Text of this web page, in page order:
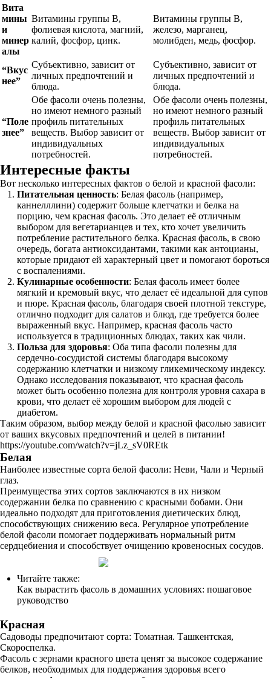
Вита
мины
и
минер
алы
Витамины группы B,
фолиевая кислота, магний,
калий, фосфор, цинк.
Витамины группы B,
железо, марганец,
молибден, медь, фосфор.
“Вкус
нее”
Субъективно, зависит от
личных предпочтений и
блюда.
Субъективно, зависит от
личных предпочтений и
блюда.
“Поле
знее”
Обе фасоли очень полезны,
но имеют немного разный
профиль питательных
веществ. Выбор зависит от
индивидуальных
потребностей.
Обе фасоли очень полезны,
но имеют немного разный
профиль питательных
веществ. Выбор зависит от
индивидуальных
потребностей.
Интересные факты
Вот несколько интересных фактов о белой и красной фасоли:
Питательная ценность: Белая фасоль (например,
каннелллини) содержит больше клетчатки и белка на
порцию, чем красная фасоль. Это делает её отличным
выбором для вегетарианцев и тех, кто хочет увеличить
потребление растительного белка. Красная фасоль, в свою
очередь, богата антиоксидантами, такими как антоцианы,
которые придают ей характерный цвет и помогают бороться
с воспалениями.
Кулинарные особенности: Белая фасоль имеет более
мягкий и кремовый вкус, что делает её идеальной для супов
и пюре. Красная фасоль, благодаря своей плотной текстуре,
отлично подходит для салатов и блюд, где требуется более
выраженный вкус. Например, красная фасоль часто
используется в традиционных блюдах, таких как чили.
Польза для здоровья: Оба типа фасоли полезны для
сердечно-сосудистой системы благодаря высокому
содержанию клетчатки и низкому гликемическому индексу.
Однако исследования показывают, что красная фасоль
может быть особенно полезна для контроля уровня сахара в
крови, что делает её хорошим выбором для людей с
диабетом.
Таким образом, выбор между белой и красной фасолью зависит
от ваших вкусовых предпочтений и целей в питании!
https://youtube.com/watch?v=jLz_sV0REtk
Белая
Наиболее известные сорта белой фасоли: Неви, Чали и Черный
глаз.
Преимущества этих сортов заключаются в их низком
содержании белка по сравнению с красными бобами. Они
идеально подходят для приготовления диетических блюд,
способствующих снижению веса. Регулярное употребление
белой фасоли помогает поддерживать нормальный ритм
сердцебиения и способствует очищению кровеносных сосудов.
Читайте также:
Как вырастить фасоль в домашних условиях: пошаговое
руководство
Красная
Садоводы предпочитают сорта: Томатная. Ташкентская,
Скороспелка.
Фасоль с зернами красного цвета ценят за высокое содержание
белков, необходимых для поддержания здоровья всего